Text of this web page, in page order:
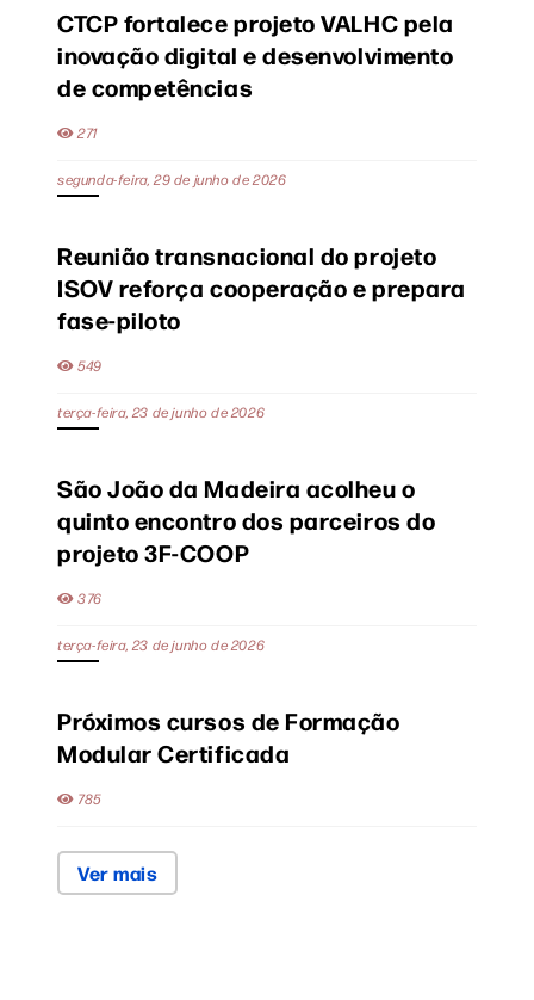
CTCP fortalece projeto VALHC pela
inovação digital e desenvolvimento
de competências
271
segunda-feira, 29 de junho de 2026
Reunião transnacional do projeto
ISOV reforça cooperação e prepara
fase-piloto
549
terça-feira, 23 de junho de 2026
São João da Madeira acolheu o
quinto encontro dos parceiros do
projeto 3F-COOP
376
terça-feira, 23 de junho de 2026
Próximos cursos de Formação
Modular Certificada
785
Ver mais